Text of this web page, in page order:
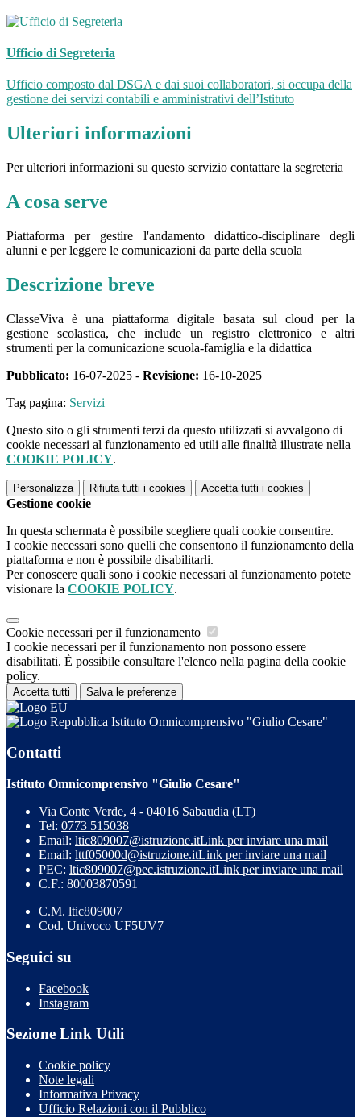
Ufficio di Segreteria
Ufficio composto dal DSGA e dai suoi collaboratori, si occupa della
gestione dei servizi contabili e amministrativi dell’Istituto
Ulteriori informazioni
Per ulteriori informazioni su questo servizio contattare la segreteria
A cosa serve
Piattaforma per gestire l'andamento didattico-disciplinare degli
alunni e per leggere le comunicazioni da parte della scuola
Descrizione breve
ClasseViva è una piattaforma digitale basata sul cloud per la
gestione scolastica, che include un registro elettronico e altri
strumenti per la comunicazione scuola-famiglia e la didattica
Pubblicato: 16-07-2025 - Revisione: 16-10-2025
Tag pagina: Servizi
Questo sito o gli strumenti terzi da questo utilizzati si avvalgono di
cookie necessari al funzionamento ed utili alle finalità illustrate nella
COOKIE POLICY.
Personalizza Rifiuta tutti i cookies Accetta tutti i cookies
Gestione cookie
In questa schermata è possibile scegliere quali cookie consentire.
I cookie necessari sono quelli che consentono il funzionamento della
piattaforma e non è possibile disabilitarli.
Per conoscere quali sono i cookie necessari al funzionamento potete
visionare la COOKIE POLICY.
Cookie necessari per il funzionamento
I cookie necessari per il funzionamento non possono essere
disabilitati. È possibile consultare l'elenco nella pagina della cookie
policy.
Accetta tutti Salva le preferenze
Istituto Omnicomprensivo "Giulio Cesare"
Contatti
Istituto Omnicomprensivo "Giulio Cesare"
Via Conte Verde, 4 - 04016 Sabaudia (LT)
Tel: 0773 515038
Email: ltic809007@istruzione.itLink per inviare una mail
Email: lttf05000d@istruzione.itLink per inviare una mail
PEC: ltic809007@pec.istruzione.itLink per inviare una mail
C.F.: 80003870591
C.M. ltic809007
Cod. Univoco UF5UV7
Seguici su
Facebook
Instagram
Sezione Link Utili
Cookie policy
Note legali
Informativa Privacy
Ufficio Relazioni con il Pubblico